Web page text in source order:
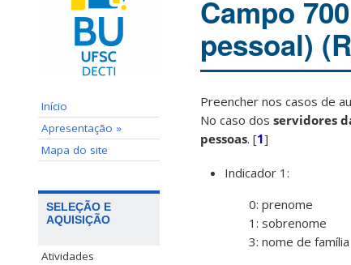
Início
Apresentação »
Mapa do site
SELEÇÃO E
AQUISIÇÃO
Atividades
Campo
pessoal)
Preencher nos casos de
No caso dos servidores
pessoas. [1]
Indicador 1:
0: prenome
1: sobrenome
3: nome de família